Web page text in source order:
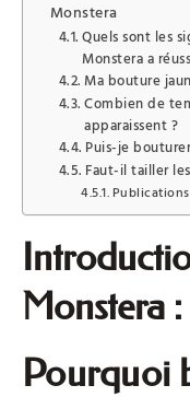
Monstera
Quels sont les
Monstera a
Ma bouture
Combien de
apparaissent ?
Puis-je
Faut-il tailler
Monstera :
Pourquoi